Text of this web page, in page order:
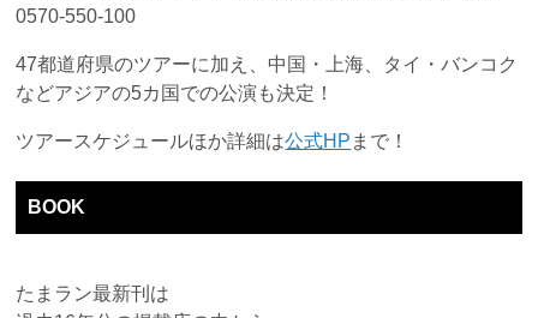
0570-550-100
47都道府県のツアーに加え、中国・上海、タイ・バンコク
などアジアの5カ国での公演も決定！
ツアースケジュールほか詳細は公式HP まで！
BOOK
たまラン最新刊は